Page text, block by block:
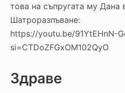
това на съпругата му Дана
Шатроразпъване:
https://youtu.be/91YtEHnN-
si=CTDoZFGxOM102QyO
Здраве